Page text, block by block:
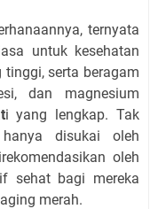
ternyata
untuk kesehatan
serta beragam
dan magnesium
i yang lengkap. Tak
disukai oleh
oleh
sehat bagi mereka
merah.